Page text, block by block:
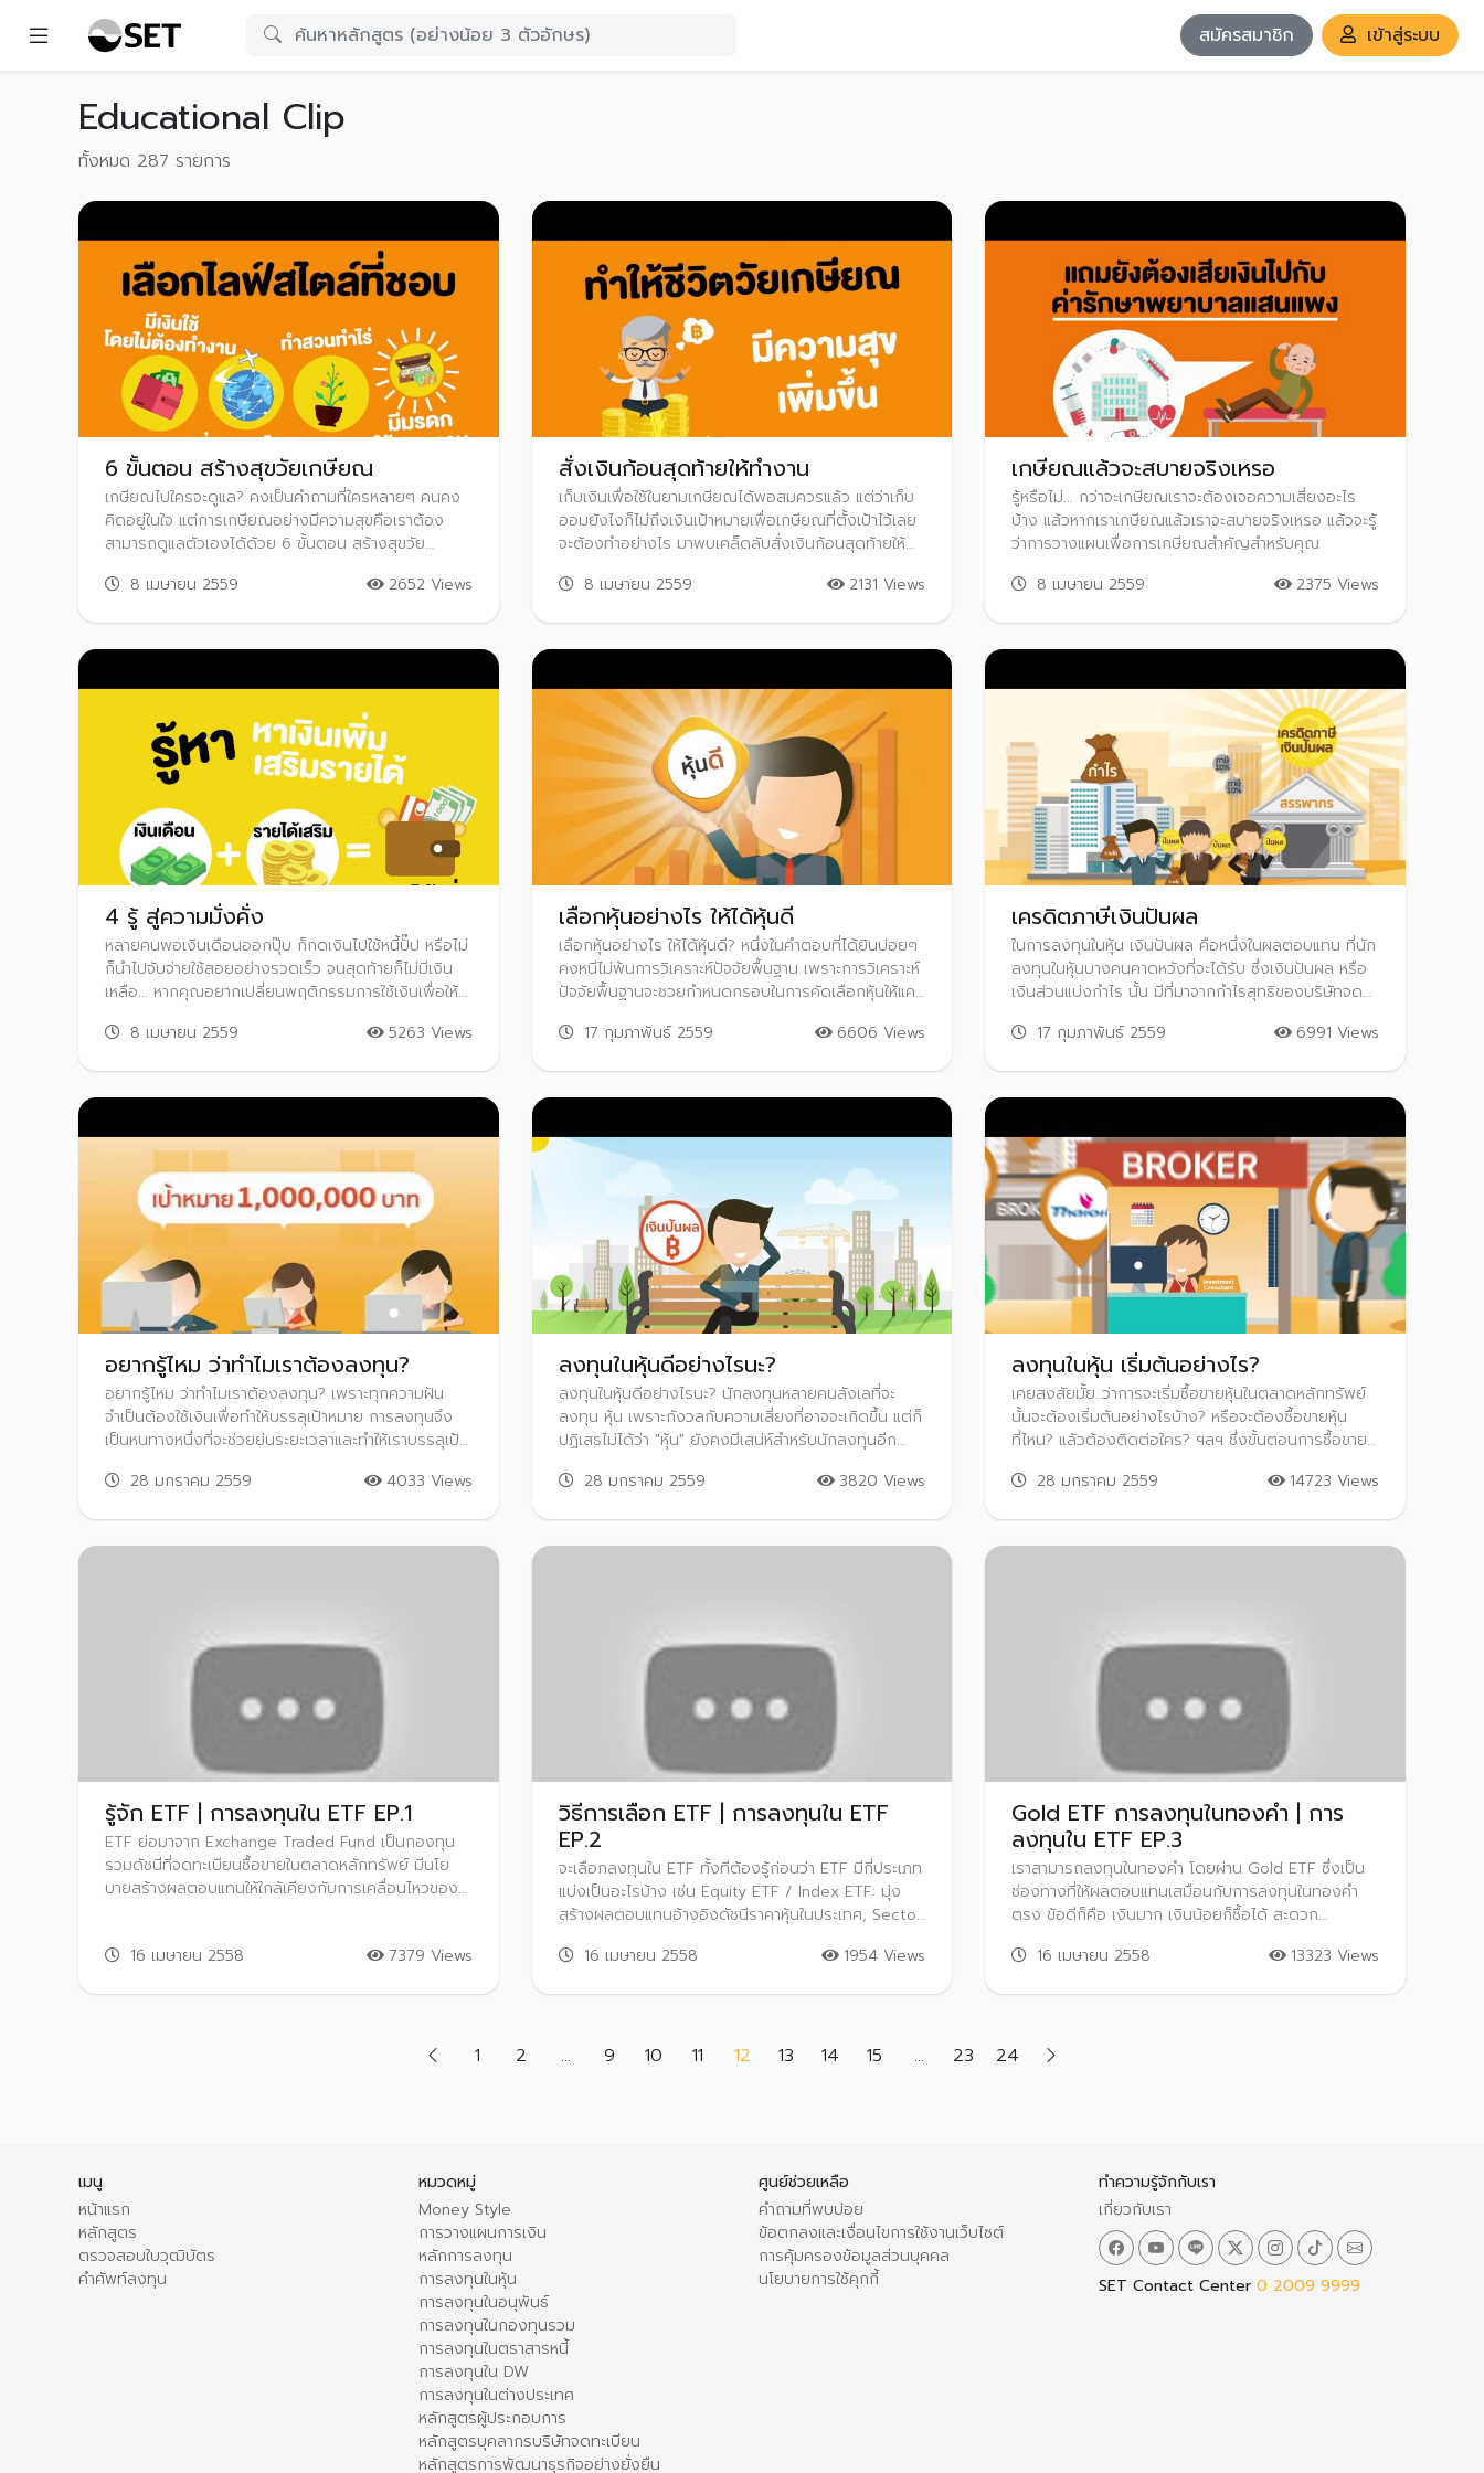
สมัครสมาชิก เข้าสู่ระบบ
Educational Clip
ทั้งหมด 287 รายการ
6 ขั้นตอน สร้างสุขวัยเกษียณ
เกษียณไปใครจะดูแล? คงเป็นคำถามที่ใครหลายๆ คนคง
คิดอยู่ในใจ แต่การเกษียณอย่างมีความสุขคือเราต้อง
สามารถดูแลตัวเองได้ด้วย 6 ขั้นตอน สร้างสุขวัย
ที่คิด8 เมษายน 2559 2652 Views
สั่งเงินก้อนสุดท้ายให้ทำงาน
เก็บเงินเพื่อใช้ในยามเกษียณได้พอสมควรแล้ว แต่ว่าเก็บ
ออมยังไงก็ไม่ถึงเงินเป้าหมายเพื่อเกษียณที่ตั้งเป้าไว้เลย
จะต้องทำอย่างไร มาพบเคล็ดลับสั่งเงินก้อนสุดท้ายให้
งอกงาม8 เมษายน 2559 2131 Views
เกษียณแล้วจะสบายจริงเหรอ
รู้หรือไม่... กว่าจะเกษียณเราจะต้องเจอความเสี่ยงอะไร
บ้าง แล้วหากเราเกษียณแล้วเราจะสบายจริงเหรอ แล้วจะรู้
ว่าการวางแผนเพื่อการเกษียณสำคัญสำหรับคุณ
8 เมษายน 2559
2375 Views
4 รู้ สู่ความมั่งคั่ง
หลายคนพอเงินเดือนออกปุ๊บ ก็กดเงินไปใช้หนี้ปั๊ป หรือไม่
ก็นำไปจับจ่ายใช้สอยอย่างรวดเร็ว จนสุดท้ายก็ไม่มีเงิน
เหลือ... หากคุณอยากเปลี่ยนพฤติกรรมการใช้เงินเพื่อให้มี
รู้หา รู้เก็บ รู้ใช้ และรู้ขยายดอกผลเพื่ออนาคตทางการเงิน
8 เมษายน 2559 5263 Views
เลือกหุ้นอย่างไร ให้ได้หุ้นดี
เลือกหุ้นอย่างไร ให้ได้หุ้นดี? หนึ่งในคำตอบที่ได้ยินบ่อยๆ
คงหนีไม่พ้นการวิเคราะห์ปัจจัยพื้นฐาน เพราะการวิเคราะห์
ปัจจัยพื้นฐานจะชวยกำหนดกรอบในการคัดเลือกหุ้นให้แคบ
อุตสาหกรรม และท้ายที่สุดก็จะสามารถเลือกบริษัทที่ควร
จะไม่ใช่เรื่องยากอีกต่อไป
17 กุมภาพันธ์ 2559 6606 Views
เครดิตภาษีเงินปันผล
ในการลงทุนในหุ้น เงินปันผล คือหนึ่งในผลตอบแทน ที่นัก
ลงทุนในหุ้นบางคนคาดหวังที่จะได้รับ ซึ่งเงินปันผล หรือ
เงินส่วนแบ่งกำไร นั้น มีที่มาจากกำไรสุทธิของบริษัทจด
ได้นิติบุคคล เมื่อนำมาจ่ายเป็นเงินปันผลให้กับผู้ถือหุ้น ก็
ที่รัฐบาลมอบให้แก่นักลงทุนเพื่อป้องกันการเสียภาษีซ้ำ
ซ้อนนั้น
17 กุมภาพันธ์ 2559 6991 Views
อยากรู้ไหม ว่าทำไมเราต้องลงทุน?
อยากรู้ไหม ว่าทำไมเราต้องลงทุน? เพราะทุกความฝัน
จำเป็นต้องใช้เงินเพื่อทำให้บรรลุเป้าหมาย การลงทุนจึง
เป็นหนทางหนึ่งที่จะช่วยย่นระยะเวลาและทำให้เราบรรลุเป้า
28 มกราคม 2559 4033 Views
ลงทุนในหุ้นดีอย่างไรนะ?
ลงทุนในหุ้นดีอย่างไรนะ? นักลงทุนหลายคนลังเลที่จะ
ลงทุน หุ้น เพราะกังวลกับความเสี่ยงที่อาจจะเกิดขึ้น แต่ก็
ปฏิเสธไม่ได้ว่า "หุ้น" ยังคงมีเสน่ห์สำหรับนักลงทุนอีก
ลงทุนเสมอ เพราะการลงทุนในหุ้นมีข้อดีหลายอย่าง ทั้ง
28 มกราคม 2559 3820 Views
ลงทุนในหุ้น เริ่มต้นอย่างไร?
เคยสงสัยมั้ย..ว่าการจะเริ่มซื้อขายหุ้นในตลาดหลักทรัพย์
นั้นจะต้องเริ่มต้นอย่างไรบ้าง? หรือจะต้องซื้อขายหุ้น
ที่ไหน? แล้วต้องติดต่อใคร? ฯลฯ ซึ่งขั้นตอนการซื้อขาย
การศึกษาข้อมูลเรื่องกลไกการซื้อขายหุ้นในตลาดหลัก
28 มกราคม 2559 14723 Views
รู้จัก ETF | การลงทุนใน ETF EP.1
ETF ย่อมาจาก Exchange Traded Fund เป็นกองทุน
รวมดัชนีที่จดทะเบียนซื้อขายในตลาดหลักทรัพย์ มีนโย
บายสร้างผลตอบแทนให้ใกล้เคียงกับการเคลื่อนไหวของ
16 เมษายน 2558
7379 Views
วิธีการเลือก ETF | การลงทุนใน ETF
EP.2
จะเลือกลงทุนใน ETF ทั้งทีต้องรู้ก่อนว่า ETF มีกี่ประเภท
แบ่งเป็นอะไรบ้าง เช่น Equity ETF / Index ETF: มุ่ง
สร้างผลตอบแทนอ้างอิงดัชนีราคาหุ้นในประเทศ, Sector
อุตสาหกรรม หรือ Foreign ETF: มุ่งสร้างผลตอบแทน
16 เมษายน 2558 1954 Views
Gold ETF การลงทุนในทองคำ | การ
ลงทุนใน ETF EP.3
เราสามารถลงทุนในทองคำ โดยผ่าน Gold ETF ซึ่งเป็น
ช่องทางที่ให้ผลตอบแทนเสมือนกับการลงทุนในทองคำ
ตรง ข้อดีก็คือ เงินมาก เงินน้อยก็ซื้อได้ สะดวก
หาย GLD, GOLD99, TGOLD(อยู่ระหว่างจัดตั้ง) -
16 เมษายน 2558 13323 Views
1 2 ... 9 10 11 12(current)
13 14 15 ... 23 24
เมนู
หน้าแรก
หลักสูตร
ตรวจสอบใบวุฒิบัตร
คำศัพท์ลงทุน
หมวดหมู่
Money Style
การวางแผนการเงิน
หลักการลงทุน
การลงทุนในหุ้น
การลงทุนในอนุพันธ์
การลงทุนในกองทุนรวม
การลงทุนในตราสารหนี้
การลงทุนใน DW
การลงทุนในต่างประเทศ
หลักสูตรผู้ประกอบการ
หลักสูตรบุคลากรบริษัทจดทะเบียน
หลักสูตรการพัฒนาธุรกิจอย่างยั่งยืน
ศูนย์ช่วยเหลือ
คำถามที่พบบ่อย
ข้อตกลงและเงื่อนไขการใช้งานเว็บไซต์
การคุ้มครองข้อมูลส่วนบุคคล
นโยบายการใช้คุกกี้
ทำความรู้จักกับเรา
เกี่ยวกับเรา
SET Contact Center 0 2009 9999